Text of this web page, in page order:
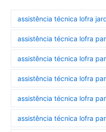
assistência técnica lofra
assistência técnica lofra
assistência técnica lofra
assistência técnica lofra
assistência técnica lofra
assistência técnica lofra